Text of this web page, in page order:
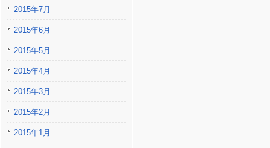
2015年7月
2015年6月
2015年5月
2015年4月
2015年3月
2015年2月
2015年1月